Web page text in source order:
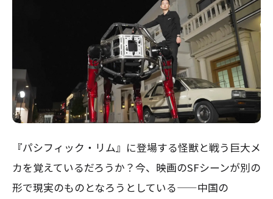
『パシフィック・リム』に登場する怪獣と戦う巨大メ
カを覚えているだろうか？今、映画のSFシーンが別の
形で現実のものとなろうとしている——中国の